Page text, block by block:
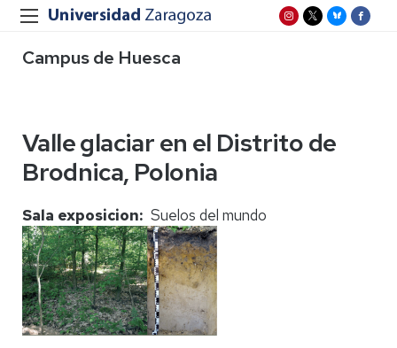
Campus de Huesca
Valle glaciar en el Distrito de
Brodnica, Polonia
Sala exposicion Suelos del mundo